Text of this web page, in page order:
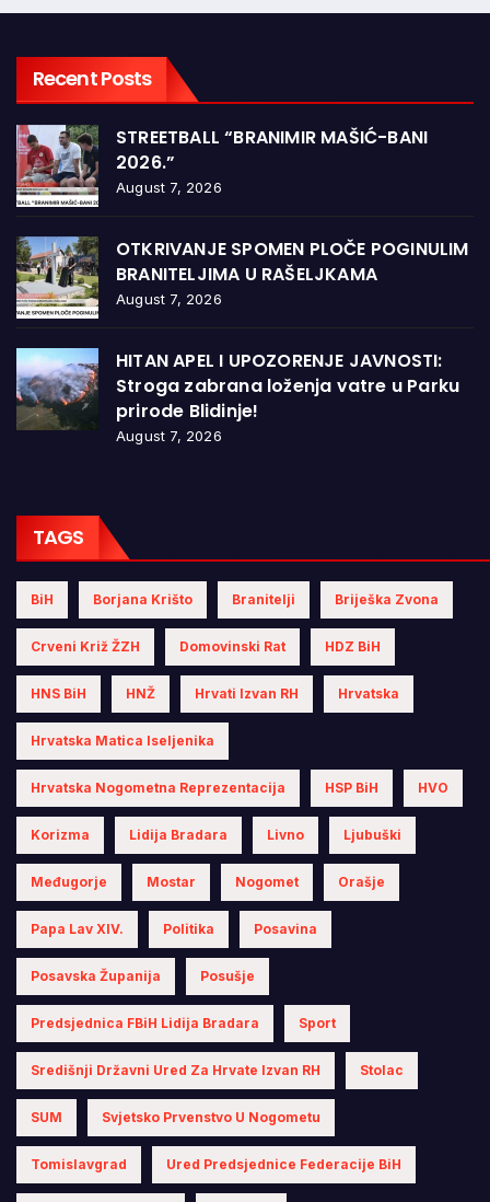
Recent Posts
STREETBALL “BRANIMIR MAŠIĆ-BANI
2026.”
August 7, 2026
OTKRIVANJE SPOMEN PLOČE POGINULIM
BRANITELJIMA U RAŠELJKAMA
August 7, 2026
HITAN APEL I UPOZORENJE JAVNOSTI:
Stroga zabrana loženja vatre u Parku
prirode Blidinje!
August 7, 2026
TAGS
BiH Borjana Krišto Branitelji Briješka Zvona
Crveni Križ ŽZH Domovinski Rat HDZ BiH
HNS BiH HNŽ Hrvati Izvan RH Hrvatska
Hrvatska Matica Iseljenika
Hrvatska Nogometna Reprezentacija HSP BiH HVO
Korizma Lidija Bradara Livno Ljubuški
Međugorje Mostar Nogomet Orašje
Papa Lav XIV. Politika Posavina
Posavska Županija Posušje
Predsjednica FBiH Lidija Bradara Sport
Središnji Državni Ured Za Hrvate Izvan RH Stolac
SUM Svjetsko Prvenstvo U Nogometu
Tomislavgrad Ured Predsjednice Federacije BiH